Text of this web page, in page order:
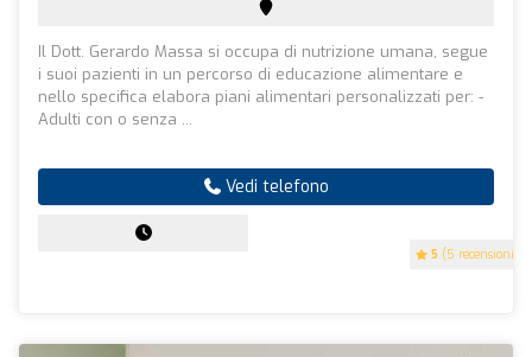
5 (5 recensioni)
Il Dott. Gerardo Massa si occupa di nutrizione umana, segue
i suoi pazienti in un percorso di educazione alimentare e
nello specifica elabora piani alimentari personalizzati per: -
Adulti con o senza ...
Vedi telefono